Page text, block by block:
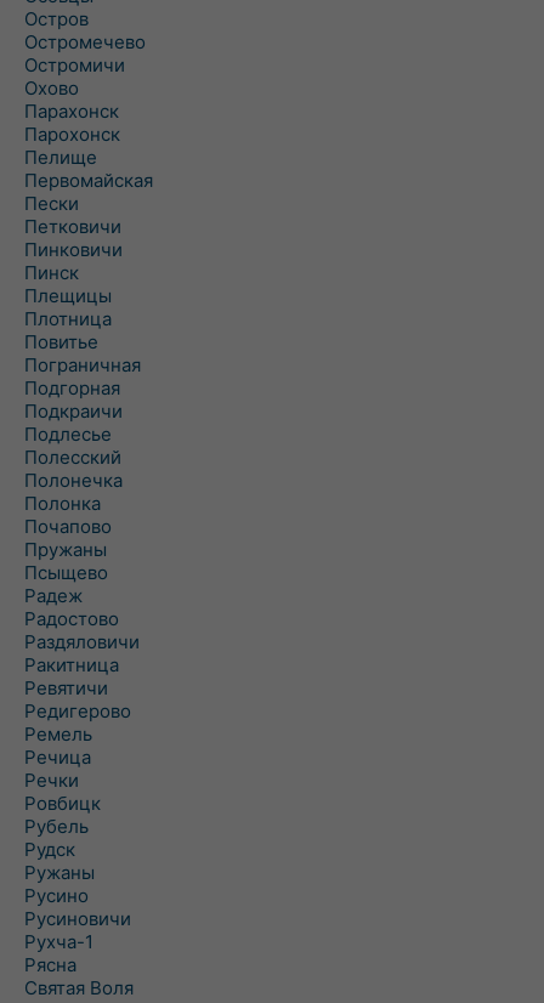
Остров
Остромечево
Остромичи
Охово
Парахонск
Парохонск
Пелище
Первомайская
Пески
Петковичи
Пинковичи
Пинск
Плещицы
Плотница
Повитье
Пограничная
Подгорная
Подкраичи
Подлесье
Полесский
Полонечка
Полонка
Почапово
Пружаны
Псыщево
Радеж
Радостово
Раздяловичи
Ракитница
Ревятичи
Редигерово
Ремель
Речица
Речки
Ровбицк
Рубель
Рудск
Ружаны
Русино
Русиновичи
Рухча-1
Рясна
Святая Воля